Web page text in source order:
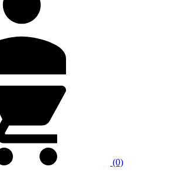
(0)